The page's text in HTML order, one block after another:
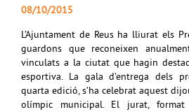
08/10/2015
L’Ajuntament de Reus ha lliurat els
guardons que reconeixen
vinculats a la ciutat que hagin
esportiva. La gala d’entrega dels
quarta edició, s’ha celebrat aquest
olímpic municipal. El jurat,